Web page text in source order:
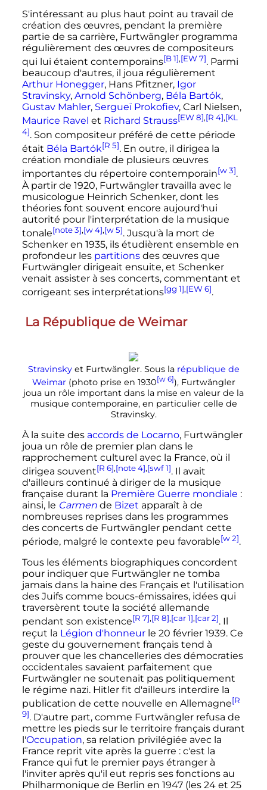
S'intéressant au plus haut point au travail de
création des œuvres, pendant la première
partie de sa carrière, Furtwängler programma
régulièrement des œuvres de compositeurs
qui lui étaient contemporains[B 1],[EW 7]. Parmi
beaucoup d'autres, il joua régulièrement
Arthur Honegger, Hans Pfitzner, Igor
Stravinsky, Arnold Schönberg, Béla Bartók,
Gustav Mahler, Sergueï Prokofiev, Carl Nielsen,
Maurice Ravel et Richard Strauss[EW 8],[R 4],[KL
4]. Son compositeur préféré de cette période
était Béla Bartók[R 5]. En outre, il dirigea la
création mondiale de plusieurs œuvres
importantes du répertoire contemporain[w 3].
À partir de 1920, Furtwängler travailla avec le
musicologue Heinrich Schenker, dont les
théories font souvent encore aujourd'hui
autorité pour l'interprétation de la musique
tonale[note 3],[w 4],[w 5]. Jusqu'à la mort de
Schenker en 1935, ils étudièrent ensemble en
profondeur les partitionsdes œuvres que
Furtwängler dirigeait ensuite, et Schenker
venait assister à ses concerts, commentant et
corrigeant ses interprétations[gg 1],[EW 6].
La République de Weimar
Stravinskyet Furtwängler. Sous la république de
Weimar(photo prise en 1930[w 6]), Furtwängler
joua un rôle important dans la mise en valeur de la
musique contemporaine, en particulier celle de
Stravinsky.
À la suite des accords de Locarno, Furtwängler
joua un rôle de premier plan dans le
rapprochement culturel avec la France, où il
dirigea souvent[R 6],[note 4],[swf 1]. Il avait
d'ailleurs continué à diriger de la musique
française durant la Première Guerre mondiale :
ainsi, le Carmende Bizet apparaît à de
nombreuses reprises dans les programmes
des concerts de Furtwängler pendant cette
période, malgré le contexte peu favorable[w 2].
Tous les éléments biographiques concordent
pour indiquer que Furtwängler ne tomba
jamais dans la haine des Français et l'utilisation
des Juifs comme boucs-émissaires, idées qui
traversèrent toute la société allemande
pendant son existence[R 7],[R 8],[car 1],[car 2]. Il
reçut la Légion d'honneurle 20 février 1939. Ce
geste du gouvernement français tend à
prouver que les chancelleries des démocraties
occidentales savaient parfaitement que
Furtwängler ne soutenait pas politiquement
le régime nazi. Hitler fit d'ailleurs interdire la
publication de cette nouvelle en Allemagne[R
9]. D'autre part, comme Furtwängler refusa de
mettre les pieds sur le territoire français durant
l'Occupation, sa relation privilégiée avec la
France reprit vite après la guerre : c'est la
France qui fut le premier pays étranger à
l'inviter après qu'il eut repris ses fonctions au
Philharmonique de Berlin en 1947 (les 24 et 25